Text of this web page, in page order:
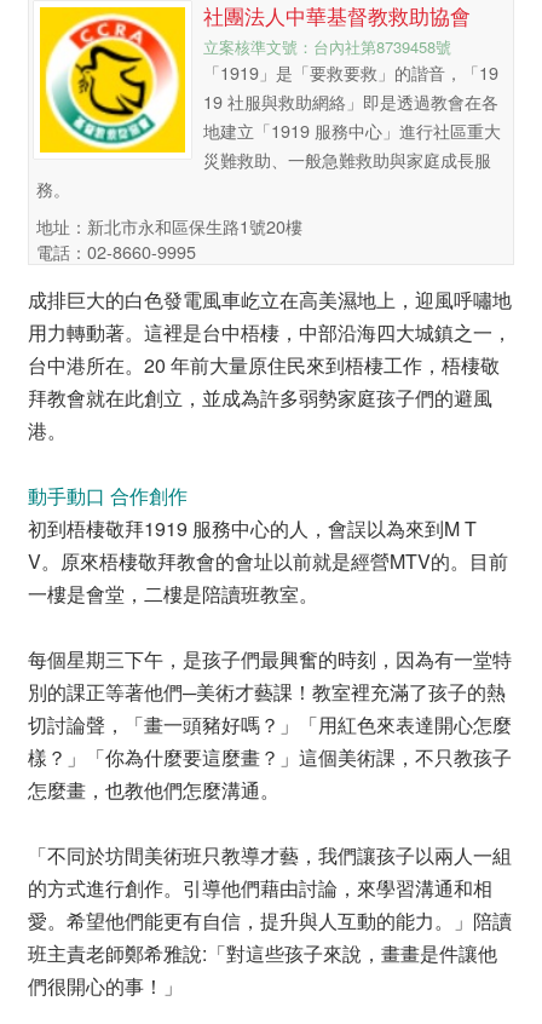
社團法人中華基督教救助協會
立案核準文號：台內社第8739458號
「1919」是「要救要救」的諧音，「19
19 社服與救助網絡」即是透過教會在各
地建立「1919 服務中心」進行社區重大
災難救助、一般急難救助與家庭成長服
務。
地址：新北市永和區保生路1號20樓
電話：02-8660-9995
成排巨大的白色發電風車屹立在高美濕地上，迎風呼嘯地
用力轉動著。這裡是台中梧棲，中部沿海四大城鎮之一，
台中港所在。20 年前大量原住民來到梧棲工作，梧棲敬
拜教會就在此創立，並成為許多弱勢家庭孩子們的避風
港。
動手動口 合作創作
初到梧棲敬拜1919 服務中心的人，會誤以為來到M T
V。原來梧棲敬拜教會的會址以前就是經營MTV的。目前
一樓是會堂，二樓是陪讀班教室。
每個星期三下午，是孩子們最興奮的時刻，因為有一堂特
別的課正等著他們─美術才藝課！教室裡充滿了孩子的熱
切討論聲，「畫一頭豬好嗎？」「用紅色來表達開心怎麼
樣？」「你為什麼要這麼畫？」這個美術課，不只教孩子
怎麼畫，也教他們怎麼溝通。
「不同於坊間美術班只教導才藝，我們讓孩子以兩人一組
的方式進行創作。引導他們藉由討論，來學習溝通和相
愛。希望他們能更有自信，提升與人互動的能力。」陪讀
班主責老師鄭希雅說:「對這些孩子來說，畫畫是件讓他
們很開心的事！」